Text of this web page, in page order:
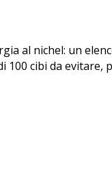
al nichel: un
100 cibi da evitare,